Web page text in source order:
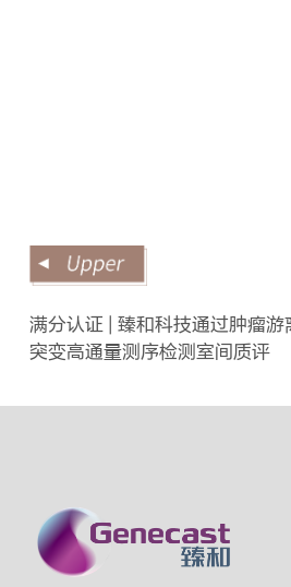
满分认证 | 臻和科技通过肿瘤
突变高通量测序检测室间质评